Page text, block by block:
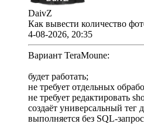
DaivZ
Как вывести количество
4-08-2026, 20:35
Вариант TeraMoune:
будет работать;
не требует отдельных
не требует редактировать
создаёт универсальный тег
выполняется без SQL-